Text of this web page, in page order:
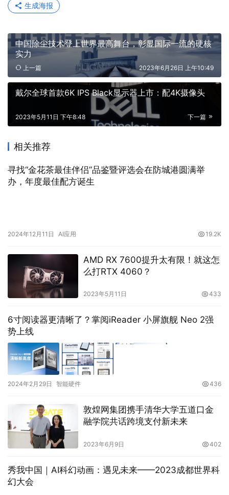
生成海报
中国除尘技术登上世界最高舞台，彰显国际一流的硬核
实力
上一篇 2023年6月26日 上午10:49
戴尔全球首款6K IPS Black显示器上市：配4K摄像头
下一篇
2023年5月11日 下午8:48
相关推荐
寻找“金花茶最佳伴侣”品鉴暨评选会在防城港圆满举
办，年度最佳配方诞生
2024年12月11日 AI应用 19.2K
AMD RX 7600提升太有限！就这怎
么打RTX 4060？
2023年5月11日 433
6寸阅读器更清晰了？掌阅iReader 小屏旗舰 Neo 2强
势上线
2024年2月29日 智能硬件 436
敦煌网集团携手清华大学五道口金
融学院共话跨境支付新未来
2023年6月9日 402
秀我中国｜AI科幻动画：遇见未来——2023成都世界科
幻大会